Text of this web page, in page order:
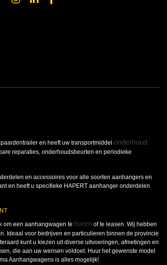
en heeft uw transportmiddel onderhoud
reparaties, onderhoudsbeurten en periodieke
en accessoires voor alle soorten aanhangers en
en heeft u specifieke HAPERT aanhanger onderdelen
om een aanhangwagen te huren of te leasen. Wij hebben
Ideaal voor bedrijven en particulieren binnen de provincie
kunt u kiezen uit diverse uitvoeringen, afmetingen en
die aan uw wensen voldoet. Huur het gewenste model
Aanhangwagens is alles mogelijk!